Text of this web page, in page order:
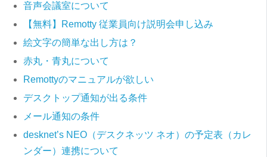
音声会議室について
【無料】Remotty 従業員向け説明会申し込み
絵文字の簡単な出し方は？
赤丸・青丸について
Remottyのマニュアルが欲しい
デスクトップ通知が出る条件
メール通知の条件
desknet’s NEO（デスクネッツ ネオ）の予定表（カレ
ンダー）連携について